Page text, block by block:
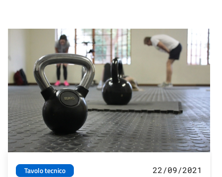
Tavolo tecnico
22/09/2021